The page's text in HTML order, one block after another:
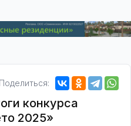
Поделиться:
конкурса
2025»